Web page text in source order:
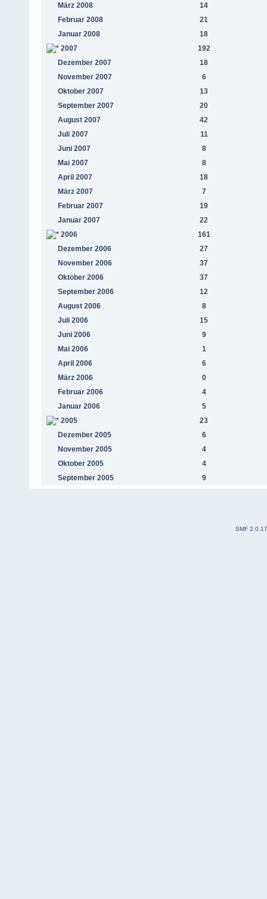
März 2008
14
Februar 2008
21
Januar 2008
18
2007
192
Dezember 2007
18
November 2007
6
Oktober 2007
13
September 2007
20
August 2007
42
Juli 2007
11
Juni 2007
8
Mai 2007
8
April 2007
18
März 2007
7
Februar 2007
19
Januar 2007
22
2006
161
Dezember 2006
27
November 2006
37
Oktober 2006
37
September 2006
12
August 2006
8
Juli 2006
15
Juni 2006
9
Mai 2006
1
April 2006
6
März 2006
0
Februar 2006
4
Januar 2006
5
2005
23
Dezember 2005
6
November 2005
4
Oktober 2005
4
September 2005
9
SMF 2.0.17